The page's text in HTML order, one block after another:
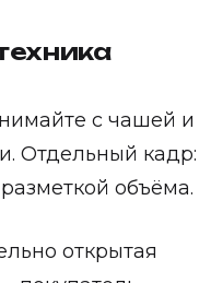
с чашей и
Отдельный кадр:
объёма.
открытая